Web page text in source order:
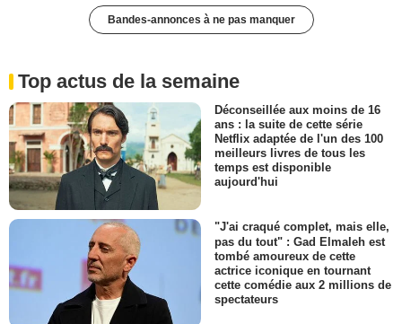
Bandes-annonces à ne pas manquer
Top actus de la semaine
Déconseillée aux moins de 16
ans : la suite de cette série
Netflix adaptée de l'un des 100
meilleurs livres de tous les
temps est disponible
aujourd'hui
"J'ai craqué complet, mais elle,
pas du tout" : Gad Elmaleh est
tombé amoureux de cette
actrice iconique en tournant
cette comédie aux 2 millions de
spectateurs